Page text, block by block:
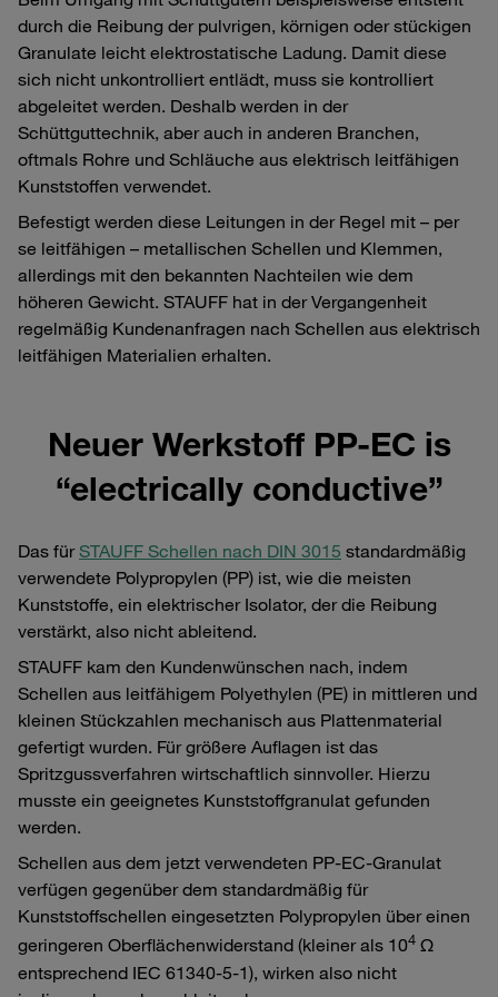
durch die Reibung der pulvrigen, körnigen oder stückigen
Granulate leicht elektrostatische Ladung. Damit diese
sich nicht unkontrolliert entlädt, muss sie kontrolliert
abgeleitet werden. Deshalb werden in der
Schüttguttechnik, aber auch in anderen Branchen,
oftmals Rohre und Schläuche aus elektrisch leitfähigen
Kunststoffen verwendet.
Befestigt werden diese Leitungen in der Regel mit – per
se leitfähigen – metallischen Schellen und Klemmen,
allerdings mit den bekannten Nachteilen wie dem
höheren Gewicht. STAUFF hat in der Vergangenheit
regelmäßig Kundenanfragen nach Schellen aus elektrisch
leitfähigen Materialien erhalten.
Neuer Werkstoff PP-EC is
“electrically conductive”
Das fürSTAUFF Schellen nach DIN 3015 standardmäßig
verwendete Polypropylen (PP) ist, wie die meisten
Kunststoffe, ein elektrischer Isolator, der die Reibung
verstärkt, also nicht ableitend.
STAUFF kam den Kundenwünschen nach, indem
Schellen aus leitfähigem Polyethylen (PE) in mittleren und
kleinen Stückzahlen mechanisch aus Plattenmaterial
gefertigt wurden. Für größere Auflagen ist das
Spritzgussverfahren wirtschaftlich sinnvoller. Hierzu
musste ein geeignetes Kunststoffgranulat gefunden
werden.
Schellen aus dem jetzt verwendeten PP-EC-Granulat
verfügen gegenüber dem standardmäßig für
Kunststoffschellen eingesetzten Polypropylen über einen
geringeren Oberflächenwiderstand (kleiner als 104 Ω
entsprechend IEC 61340-5-1), wirken also nicht